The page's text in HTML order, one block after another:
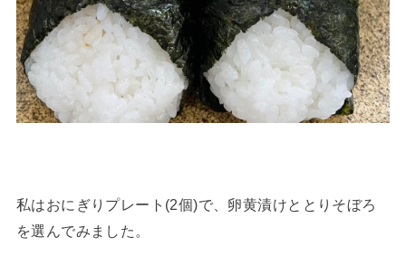
私はおにぎりプレート(2個)で、卵黄漬けととりそぼろ
を選んでみました。